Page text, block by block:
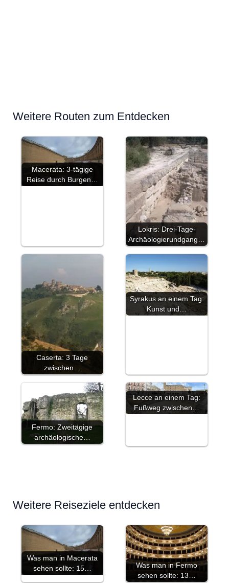
Weitere Routen zum Entdecken
Macerata: 3-tägige
Reise durch Burgen…
Lokris: Drei-Tage-
Archäologierundgang…
Caserta: 3 Tage
zwischen…
Syrakus an einem Tag:
Kunst und…
Fermo: Zweitägige
archäologische…
Lecce an einem Tag:
Fußweg zwischen…
Weitere Reiseziele entdecken
Was man in Macerata
sehen sollte: 15…
Was man in Fermo
sehen sollte: 13…